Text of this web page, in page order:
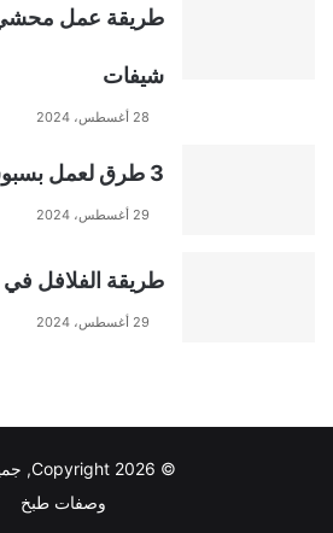
شيفات
28 أغسطس، 2024
3 طرق لعمل بسبوسة باللبن في المنزل
29 أغسطس، 2024
طريقة الفلافل في 4 دول مختلفة
29 أغسطس، 2024
© Copyright 2026, جميع الحقوق محفوظة |
وصفات طبخ